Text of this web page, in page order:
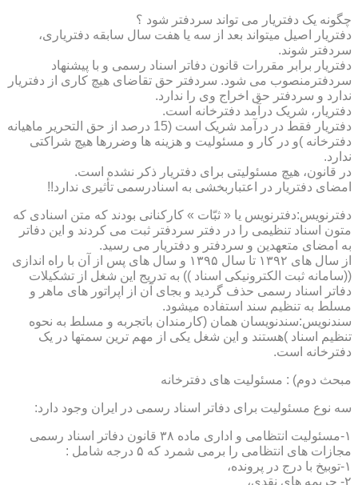
چگونه یک دفتریار می تواند سردفتر شود ؟
دفتریار اصیل میتواند بعد از سه یا هفت سال سابقه دفتریاری،
سردفتر شوند.
دفتریار برابر مقررات قانون دفاتر اسناد رسمی و با پیشنهاد
سردفترمنصوب می شود. سردفتر حق تقاضای هیچ کاری از دفتریار
ندارد و سردفتر حق اخراج وی را ندارد.
دفتریار، شریک درآمد دفترخانه است.
دفتریار فقط در درآمد شریک است (15 درصد از حق التحریر ماهیانه
دفترخانه )و در کار و مسئولیت و هزینه ها وضررها هیچ شراکتی
ندارد.
در قانون، هیچ مسئولیتی برای دفتریار ذکر نشده است.
امضای دفتریار در اعتباربخشی به اسنادرسمی تأثیری ندارد!!
دفترنویس:دفترنویس یا « ثبّات » کارکنانی بودند که متن اسنادی که
متون اسناد تنظیمی را در دفتر سردفتر ثبت می کردند و این دفاتر
به امضای متعهدین و سردفتر و دفتریار می رسید.
از سال های ۱۳۹۲ تا سال ۱۳۹۵ و سال های پس از آن با راه اندازی
((سامانه ثبت الکترونیکی اسناد )) به تدریج این شغل از تشکیلات
دفاتر اسناد رسمی حذف گردید و بجای آن از اپراتور های ماهر و
مسلط به تنظیم سند استفاده میشود.
سندنویس:سندنویسان همان (کارمندان باتجربه و مسلط به نحوه
تنظیم اسناد )هستند و این شغل یکی از مهم ترین سمتها در یک
دفترخانه است.
مبحث دوم) : مسئولیت های دفترخانه
سه نوع مسئولیت برای دفاتر اسناد رسمی در ایران وجود دارد:
۱-مسئولیت انتظامی و اداری ماده ۳۸ قانون دفاتر اسناد رسمی
مجازات های انتظامی را برمی شمرد که ۵ درجه شامل :
۱-توبیخ با درج در پرونده،
۲- جریمه های نقدی،